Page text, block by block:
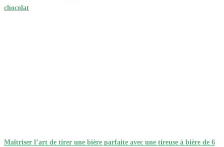
chocolat
Maîtriser l’art de tirer une bière parfaite avec une tireuse à bière de 6